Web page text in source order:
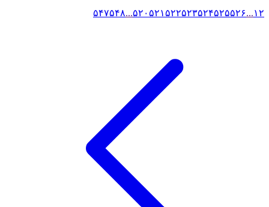
۱۲ ... ۵۲۰۵۲۱۵۲۲۵۲۳۵۲۴۵۲۵۵۲۶ ... ۵۴۷۵۴۸